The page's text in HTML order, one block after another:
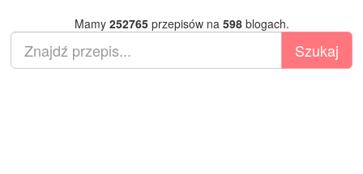
Mamy 252765przepisów na 598blogach.